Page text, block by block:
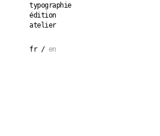
typographie
édition
atelier
fr en